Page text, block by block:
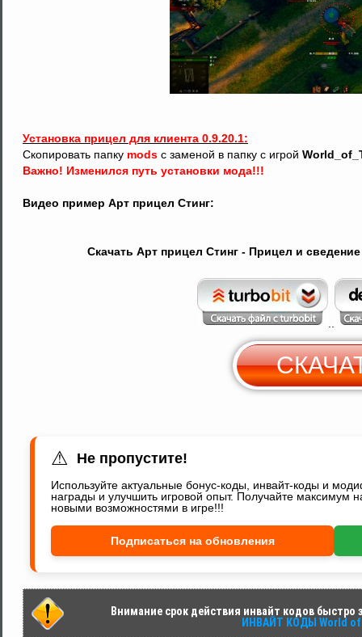
Установка прицел для клиента 0.9.20.1:
Скопировать папку mods с заменой в папку с игрой
Важно! Изменился путь установки мода!!!
Видео пример Арт прицел Стинг:
Скачать Арт прицел Стинг - Прицел и
⚠ Не пропустите!
Используйте актуальные бонус-коды, инвайт-коды и
награды и улучшить игровой опыт. Получайте максимум
новыми возможностями в игре!!!
Подписаться на обновления
Внимание срок действия инвайт кодов быстро
ИНВАЙТ КОДЫ World